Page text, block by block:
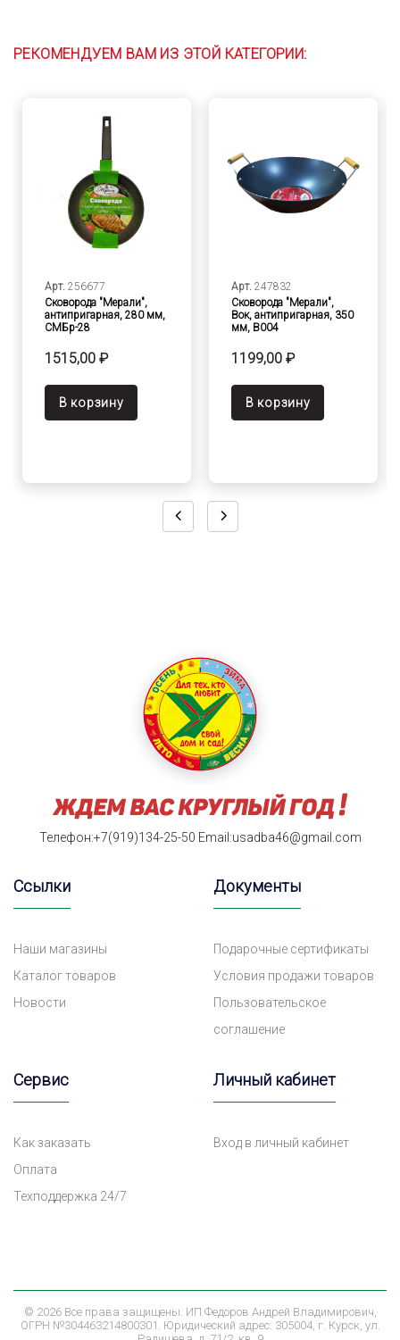
РЕКОМЕНДУЕМ ВАМ ИЗ ЭТОЙ КАТЕГОРИИ:
Арт. 256677
Сковорода "Мерали",
антипригарная, 280 мм,
СМБр-28
1515,00 ₽
В корзину
Арт. 247832
Сковорода "Мерали",
Вок, антипригарная, 350
мм, В004
1199,00 ₽
В корзину
Телефон:+7(919)134-25-50 Email:usadba46@gmail.com
Ссылки
Наши магазины
Каталог товаров
Новости
Документы
Подарочные сертификаты
Условия продажи товаров
Пользовательское
соглашение
Сервис
Как заказать
Оплата
Техподдержка 24/7
Личный кабинет
Вход в личный кабинет
© 2026 Все права защищены. ИП Федоров Андрей Владимирович,
ОГРН №304463214800301. Юридический адрес: 305004, г. Курск, ул.